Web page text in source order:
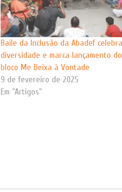
Baile da Inclusão da Abadef
diversidade e marca lançamento do
bloco Me Deixa à Vontade
9 de fevereiro de 2025
Em "Artigos"